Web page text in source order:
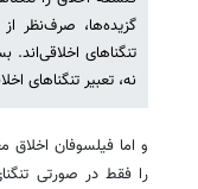
گزیده‌ها، صرف‌نظر
تنگناهای
نه، تعبیر تنگناهای
و اما فیلسوفان
را فقط در صورتی